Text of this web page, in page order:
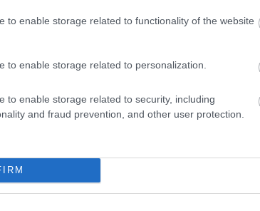
to enable storage related to functionality of the website
to enable storage related to personalization.
to enable storage related to security, including
and fraud prevention, and other user protection.
19:10